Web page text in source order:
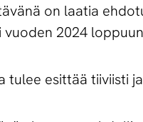
on laatia
2024
tulee esittää tiiviisti